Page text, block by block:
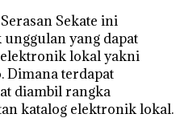
Sekate ini
yang dapat
lokal yakni
Dimana terdapat
diambil rangka
katalog elektronik lokal.